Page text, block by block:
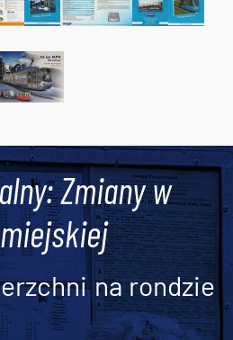
Zmiany w
na rondzie